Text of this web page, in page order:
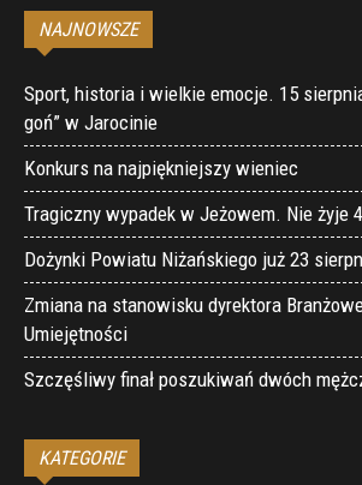
NAJNOWSZE
Sport, historia i wielkie emocje. 15
goń” w Jarocinie
Konkurs na najpiękniejszy wieniec
Tragiczny wypadek w Jeżowem. Nie żyje
Dożynki Powiatu Niżańskiego już 23
Zmiana na stanowisku dyrektora
Umiejętności
Szczęśliwy finał poszukiwań dwóch
KATEGORIE